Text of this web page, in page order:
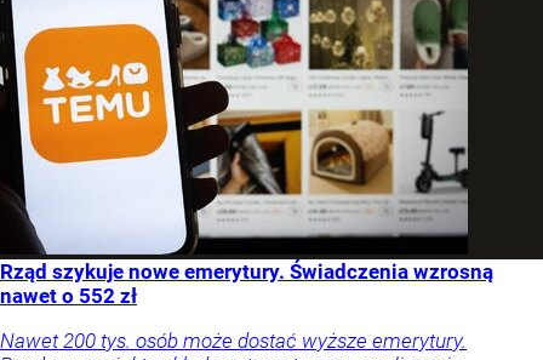
Rząd szykuje nowe emerytury. Świadczenia wzrosną
nawet o 552 zł
Nawet 200 tys. osób może dostać wyższe emerytury.